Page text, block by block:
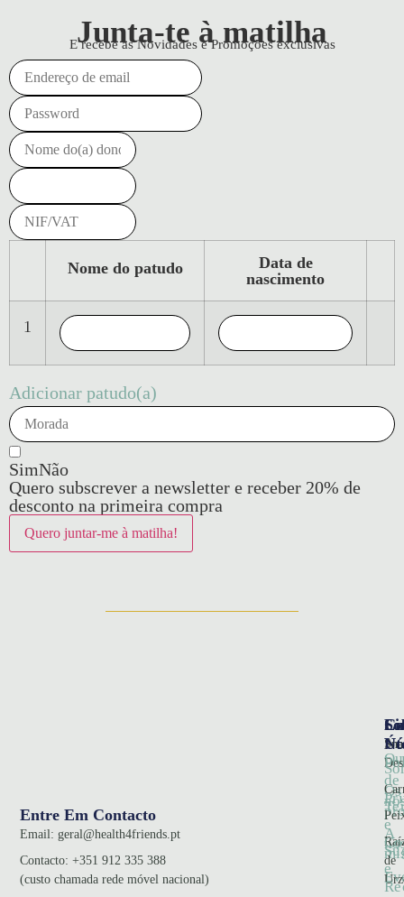
Junta-te à matilha
E recebe as Novidades e Promoções exclusivas
Nome do patudo
Data de
nascimento
1
Adicionar patudo(a)
SimNão
Quero subscrever a newsletter e receber 20% de
desconto na primeira compra
Entre Em Contacto
Email: geral@health4friends.pt
Contacto:+351 912 335 388
(custo chamada rede móvel nacional)
Os
A
de
de
e
e